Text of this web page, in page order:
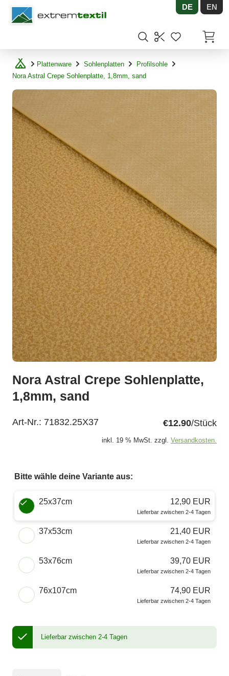
Shopware DE EN
Plattenware Sohlenplatten
Profilsohle
Nora Astral Crepe Sohlenplatte, 1,8mm, sand
Nora Astral Crepe Sohlenplatte,
1,8mm, sand
Art-Nr.: 71832.25X37 €12.90/Stück
inkl. 19 % MwSt. zzgl. Versandkosten.
Bitte wähle deine Variante aus:
Wähle eine Größe
25x37cm 12,90 EUR
Lieferbar zwischen 2-4 Tagen
37x53cm 21,40 EUR
Lieferbar zwischen 2-4 Tagen
53x76cm 39,70 EUR
Lieferbar zwischen 2-4 Tagen
76x107cm 74,90 EUR
Lieferbar zwischen 2-4 Tagen
Lieferbar zwischen 2-4 Tagen